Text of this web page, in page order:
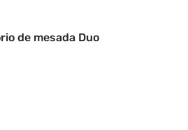
de mesada Duo